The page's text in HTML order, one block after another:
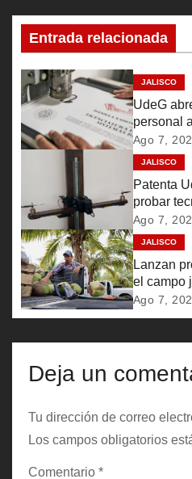
c
i
ó
n
d
e
n
t
r
d
a
Entrada relacionada
JALISCO
UdeG
personal
Ago 7,
JALISCO
Patenta
probar
Ago 7,
JALISCO
Lanzan
el campo
Ago 7,
Deja un
Tu dirección de correo
Los campos obligatorios
Comentario *